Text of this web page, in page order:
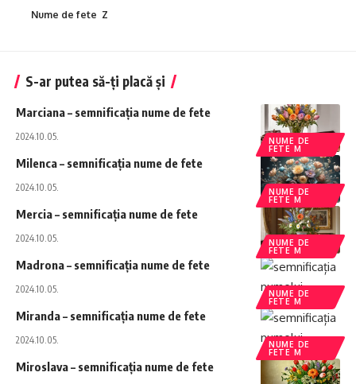
Nume de fete Z
S-ar putea să-ți placă și
NUME DE
FETE M
Marciana – semnificația nume de fete
2024.10.05.
NUME DE
FETE M
Milenca – semnificația nume de fete
2024.10.05.
NUME DE
FETE M
Mercia – semnificația nume de fete
2024.10.05.
NUME DE
FETE M
Madrona – semnificația nume de fete
2024.10.05.
NUME DE
FETE M
Miranda – semnificația nume de fete
2024.10.05.
Miroslava – semnificația nume de fete